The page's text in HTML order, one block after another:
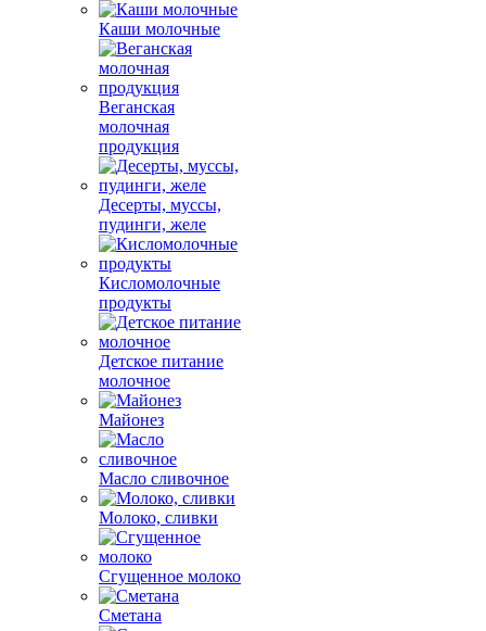
Каши молочные
Веганская
молочная
продукция
Десерты, муссы,
пудинги, желе
Кисломолочные
продукты
Детское питание
молочное
Майонез
Масло сливочное
Молоко, сливки
Сгущенное молоко
Сметана